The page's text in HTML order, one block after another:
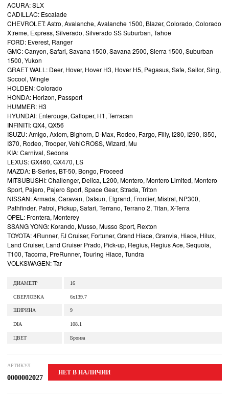
ACURA: SLX
CADILLAC: Escalade
CHEVROLET: Astro, Avalanche, Avalanche 1500, Blazer, Colorado, Colorado
Xtreme, Express, Silverado, Silverado SS Suburban, Tahoe
FORD: Everest, Ranger
GMC: Canyon, Safari, Savana 1500, Savana 2500, Sierra 1500, Suburban
1500, Yukon
GRAET WALL: Deer, Hover, Hover H3, Hover H5, Pegasus, Safe, Sailor, Sing,
Socool, Wingle
HOLDEN: Colorado
HONDA: Horizon, Passport
HUMMER: H3
HYUNDAI: Enterouge, Galloper, H1, Terracan
INFINITI: QX4, QX56
ISUZU: Amigo, Axiom, Bighorn, D-Max, Rodeo, Fargo, Filly, I280, I290, I350,
I370, Rodeo, Trooper, VehiCROSS, Wizard, Μu
KIA: Carnival, Sedona
LEXUS: GX460, GX470, LS
MAZDA: B-Series, BT-50, Bongo, Proceed
MITSUBUSHI: Challenger, Delica, L200, Montero, Montero Limited, Montero
Sport, Pajero, Pajero Sport, Space Gear, Strada, Triton
NISSAN: Armada, Caravan, Datsun, Elgrand, Frontier, Mistral, NP300,
Pathfinder, Patrol, Pickup, Safari, Terrano, Terrano 2, Titan, X-Terra
OPEL: Frontera, Monterey
SSANG YONG: Korando, Musso, Musso Sport, Rexton
TOYOTA: 4Runner, FJ Cruiser, Fortuner, Grand Hiace, Granvia, Hiace, Hilux,
Land Cruiser, Land Cruiser Prado, Pick-up, Regius, Regius Ace, Sequoia,
T100, Tacoma, PreRunner, Touring Hiace, Tundra
VOLKSWAGEN: Tar
ДИАМЕТР 16
СВЕРЛОВКА 6x139.7
ШИРИНА 9
DIA 108.1
ЦВЕТ Бронза
АРТИКУЛ
0000002027
НЕТ В НАЛИЧИИ